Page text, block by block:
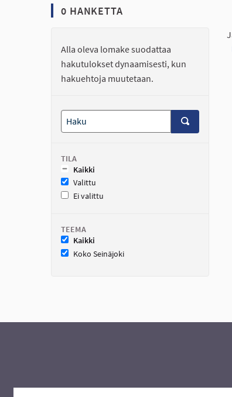
0 HANKETTA
Alla oleva lomake suodattaa
hakutulokset dynaamisesti, kun
hakuehtoja muutetaan.
TILA
Kaikki
Valittu
Ei valittu
TEEMA
Kaikki
Koko Seinäjoki